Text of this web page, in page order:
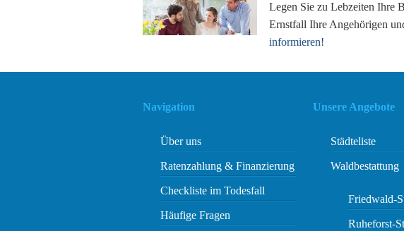
Legen Sie zu Lebzeiten Ihre
Ernstfall Ihre Angehörigen
informieren!
Navigation
Über uns
Ratenzahlung & Finanzierung
Checkliste im Todesfall
Häufige Fragen
Unsere Angebote
Städteliste
Waldbestattung
Friedwald-
Ruheforst-